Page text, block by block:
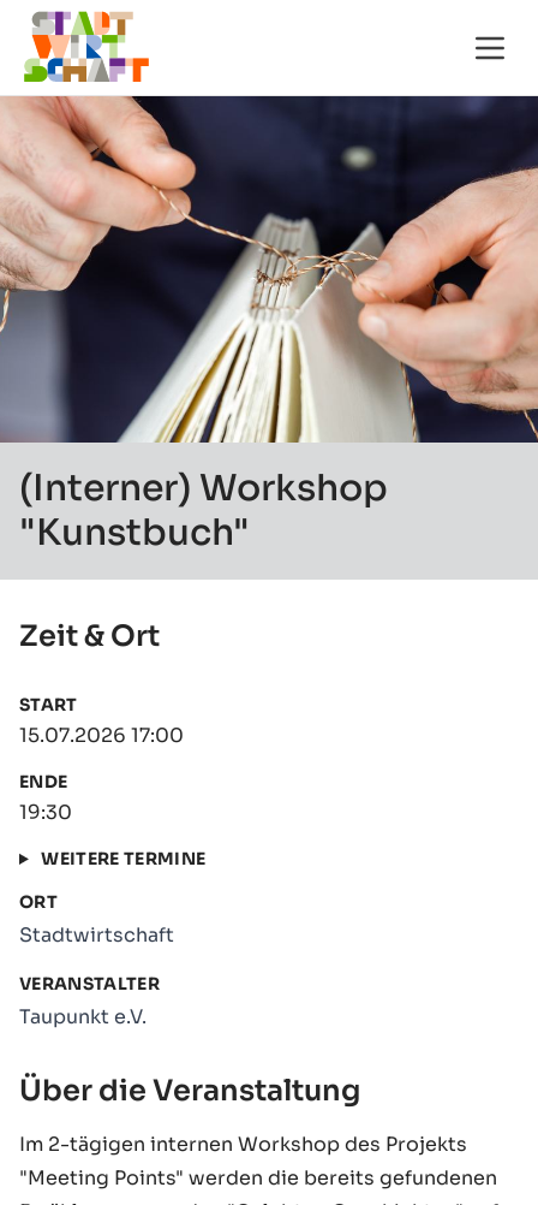
(Interner) Workshop
"Kunstbuch"
Zeit & Ort
START
15.07.2026 17:00
ENDE
19:30
WEITERE TERMINE
ORT
Stadtwirtschaft
VERANSTALTER
Taupunkt e.V.
Über die Veranstaltung
Im 2-tägigen internen Workshop des Projekts
"Meeting Points" werden die bereits gefundenen